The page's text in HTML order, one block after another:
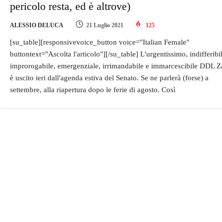
pericolo resta, ed è altrove)
ALESSIO DELUCA 21 Luglio 2021 125
[su_table][responsivevoice_button voice="Italian Female"
buttontext="Ascolta l'articolo"][/su_table] L'urgentissimo,
improrogabile, emergenziale, irrimandabile e immarcescibile DDL
è uscito ieri dall'agenda estiva del Senato. Se ne parlerà (forse) a
settembre, alla riapertura dopo le ferie di agosto. Così